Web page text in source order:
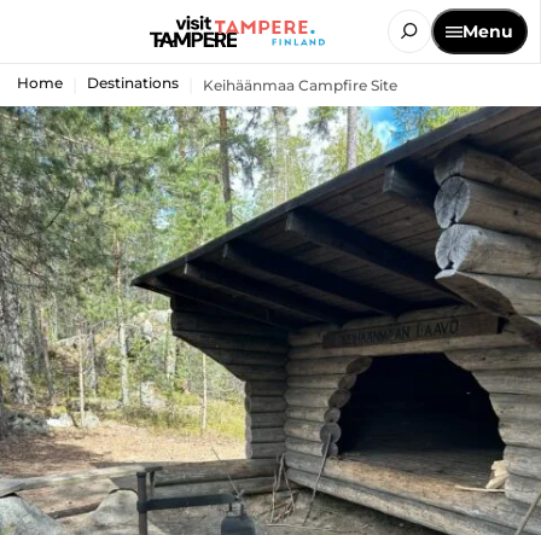
Menu
Home Destinations Keihäänmaa Campfire Site